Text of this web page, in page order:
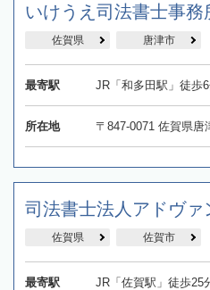
いけうえ司法書士事務
佐賀県 唐津市
最寄駅 JR「和多田駅」徒歩
所在地 〒847-0071 佐賀県唐
司法書士法人アドヴ
佐賀県 佐賀市
最寄駅 JR「佐賀駅」徒歩25